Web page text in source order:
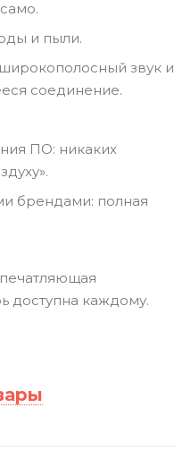
и пыли.
звук и
соединение.
ПО: никаких
брендами: полная
доступна каждому.